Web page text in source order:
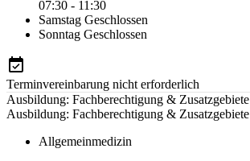
07:30 - 11:30
Samstag Geschlossen
Sonntag Geschlossen
Terminvereinbarung nicht erforderlich
Ausbildung: Fachberechtigung & Zusatzgebiete
Ausbildung: Fachberechtigung & Zusatzgebiete
Allgemeinmedizin